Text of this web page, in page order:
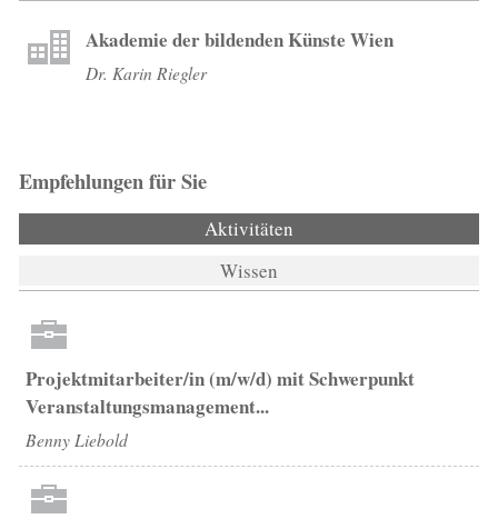
Akademie der bildenden Künste Wien
Dr. Karin Riegler
Empfehlungen für Sie
Aktivitäten
Wissen
Projektmitarbeiter/in (m/w/d) mit Schwerpunkt
Veranstaltungsmanagement...
Benny Liebold